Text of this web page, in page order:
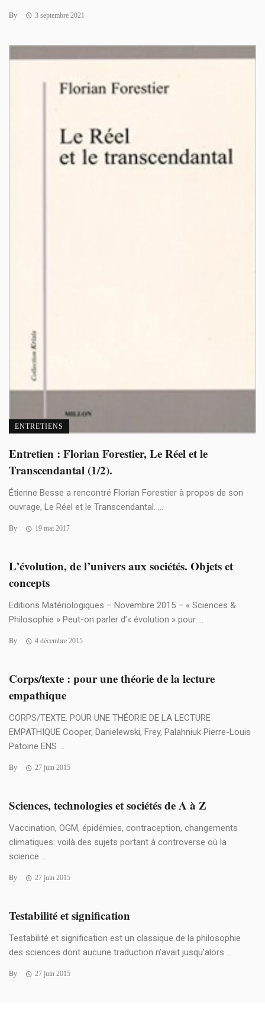
By 3 septembre 2021
ENTRETIENS
Entretien : Florian Forestier, Le Réel et le
Transcendantal (1/2).
Étienne Besse a rencontré Florian Forestier à propos de son
ouvrage, Le Réel et le Transcendantal. ...
By 19 mai 2017
L’évolution, de l’univers aux sociétés. Objets et
concepts
Editions Matériologiques – Novembre 2015 – « Sciences &
Philosophie » Peut-on parler d’« évolution » pour ...
By 4 décembre 2015
Corps/texte : pour une théorie de la lecture
empathique
CORPS/TEXTE. POUR UNE THÉORIE DE LA LECTURE
EMPATHIQUE Cooper, Danielewski, Frey, Palahniuk Pierre-Louis
Patoine ENS ...
By 27 juin 2015
Sciences, technologies et sociétés de A à Z
Vaccination, OGM, épidémies, contraception, changements
climatiques: voilà des sujets portant à controverse où la
science ...
By 27 juin 2015
Testabilité et signification
Testabilité et signification est un classique de la philosophie
des sciences dont aucune traduction n’avait jusqu’alors ...
By 27 juin 2015